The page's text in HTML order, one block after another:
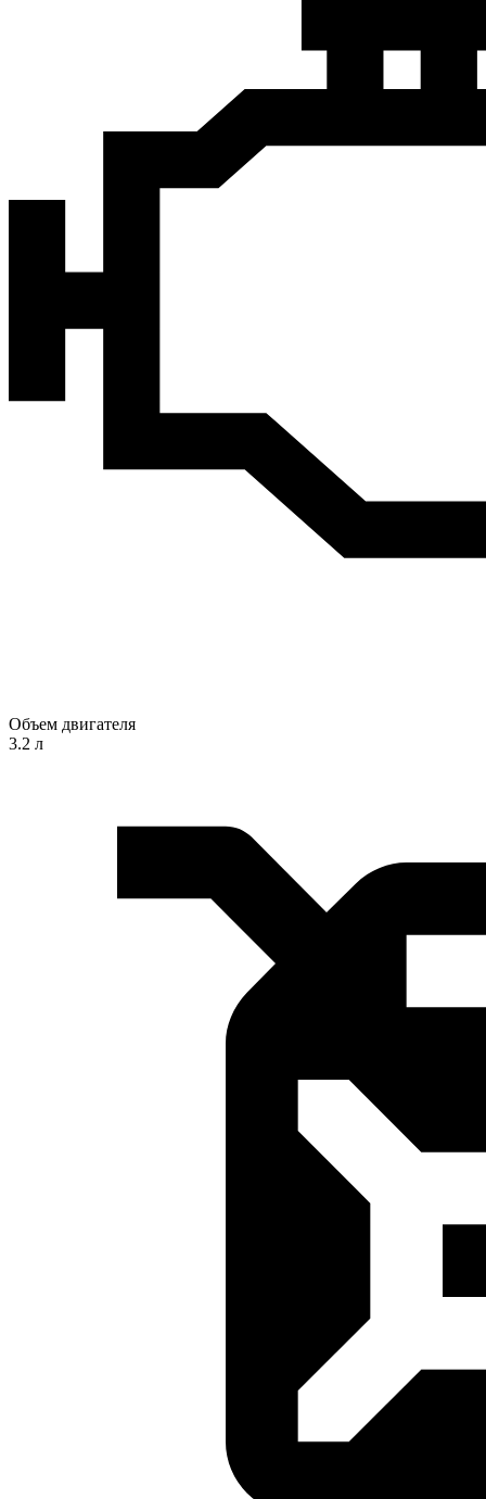
Объем двигателя
3.2 л